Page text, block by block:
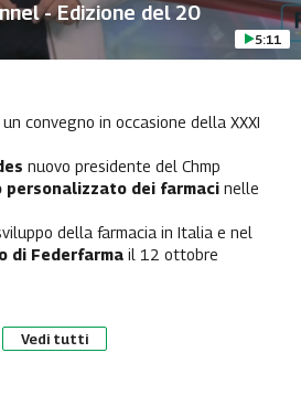
- Edizione del 20
5:11
un convegno in occasione della XXXI
nuovo presidente del Chmp
personalizzato dei farmaci nelle
sviluppo della farmacia in Italia e nel
di Federfarma il 12 ottobre
Vedi tutti